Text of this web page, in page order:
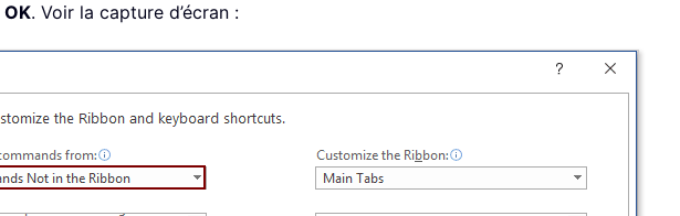
OK. Voir la capture d’écran :